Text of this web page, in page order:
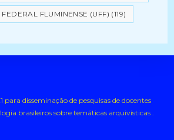
FLUMINENSE (UFF) (119)
para disseminação de pesquisas de docentes
brasileiros sobre temáticas arquivísticas .